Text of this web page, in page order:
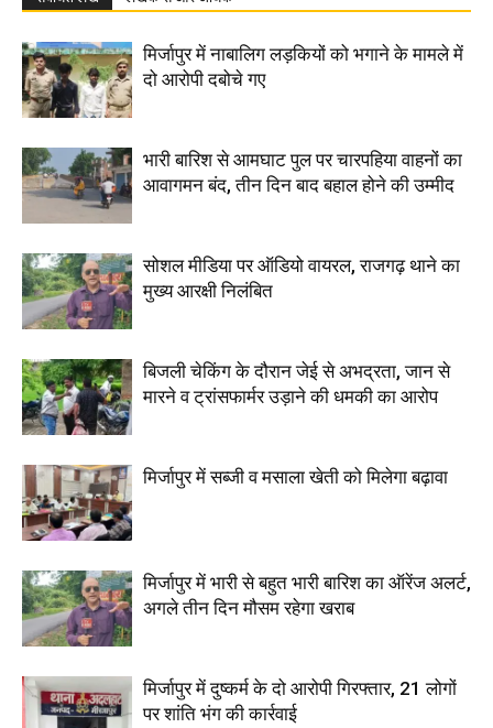
मिर्जापुर में नाबालिग लड़कियों को भगाने के मामले में
दो आरोपी दबोचे गए
भारी बारिश से आमघाट पुल पर चारपहिया वाहनों का
आवागमन बंद, तीन दिन बाद बहाल होने की उम्मीद
सोशल मीडिया पर ऑडियो वायरल, राजगढ़ थाने का
मुख्य आरक्षी निलंबित
बिजली चेकिंग के दौरान जेई से अभद्रता, जान से
मारने व ट्रांसफार्मर उड़ाने की धमकी का आरोप
मिर्जापुर में सब्जी व मसाला खेती को मिलेगा बढ़ावा
मिर्जापुर में भारी से बहुत भारी बारिश का ऑरेंज अलर्ट,
अगले तीन दिन मौसम रहेगा खराब
मिर्जापुर में दुष्कर्म के दो आरोपी गिरफ्तार, 21 लोगों
पर शांति भंग की कार्रवाई